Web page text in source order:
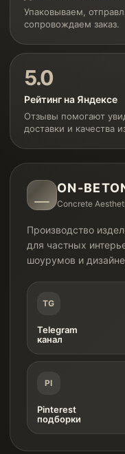
Упаковываем,
сопровождаем заказ.
5.0
Рейтинг на Яндексе
Отзывы помогают
доставки и качества
ON-
Concrete
Производство
для частных
шоурумов и
TG
Telegram
канал
PI
Pinterest
подборки